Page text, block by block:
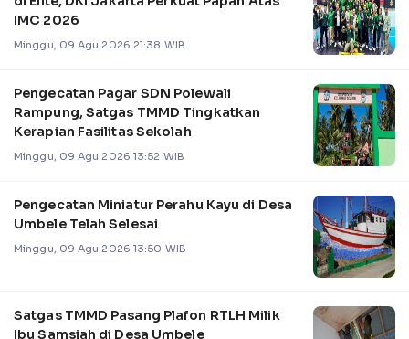
IMC 2026
Minggu, 09 Agu 2026 21:38 WIB
Pengecatan Pagar SDN Polewali
Rampung, Satgas TMMD Tingkatkan
Kerapian Fasilitas Sekolah
Minggu, 09 Agu 2026 13:52 WIB
Pengecatan Miniatur Perahu Kayu di Desa
Umbele Telah Selesai
Minggu, 09 Agu 2026 13:50 WIB
Satgas TMMD Pasang Plafon RTLH Milik
Ibu Samsiah di Desa Umbele